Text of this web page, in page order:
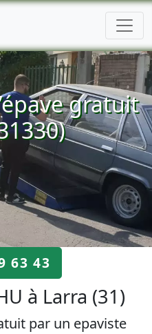
gratuit
63 43
à Larra (31)
par un epaviste